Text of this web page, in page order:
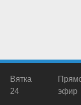
Вятка
24
эфир